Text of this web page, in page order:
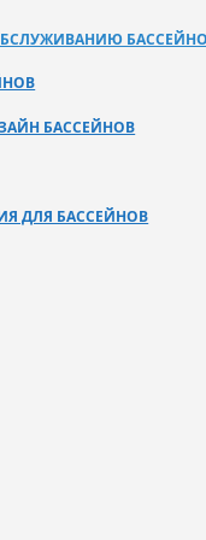
БАССЕЙНОВ
ДЛЯ БАССЕЙНОВ